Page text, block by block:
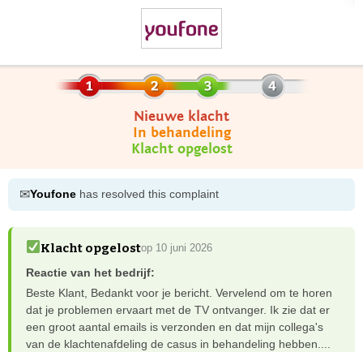
Nieuwe klacht
In behandeling
Klacht opgelost
✉Youfone has resolved this complaint
Klacht opgelostop 10 juni 2026
Reactie van het bedrijf:
Beste Klant, Bedankt voor je bericht. Vervelend om te horen
dat je problemen ervaart met de TV ontvanger. Ik zie dat er
een groot aantal emails is verzonden en dat mijn collega's
van de klachtenafdeling de casus in behandeling hebben....